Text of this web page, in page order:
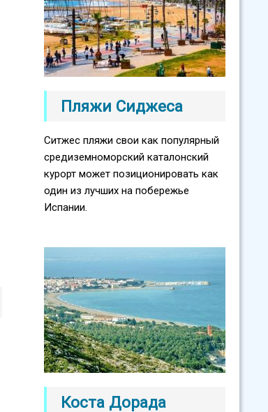
Пляжи Сиджеса
Ситжес пляжи свои как популярный
средиземноморский каталонский
курорт может позиционировать как
один из лучших на побережье
Испании.
Коста Дорада